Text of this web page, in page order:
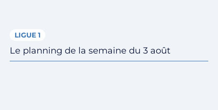
LIGUE 1
Le planning de la semaine du 3 août